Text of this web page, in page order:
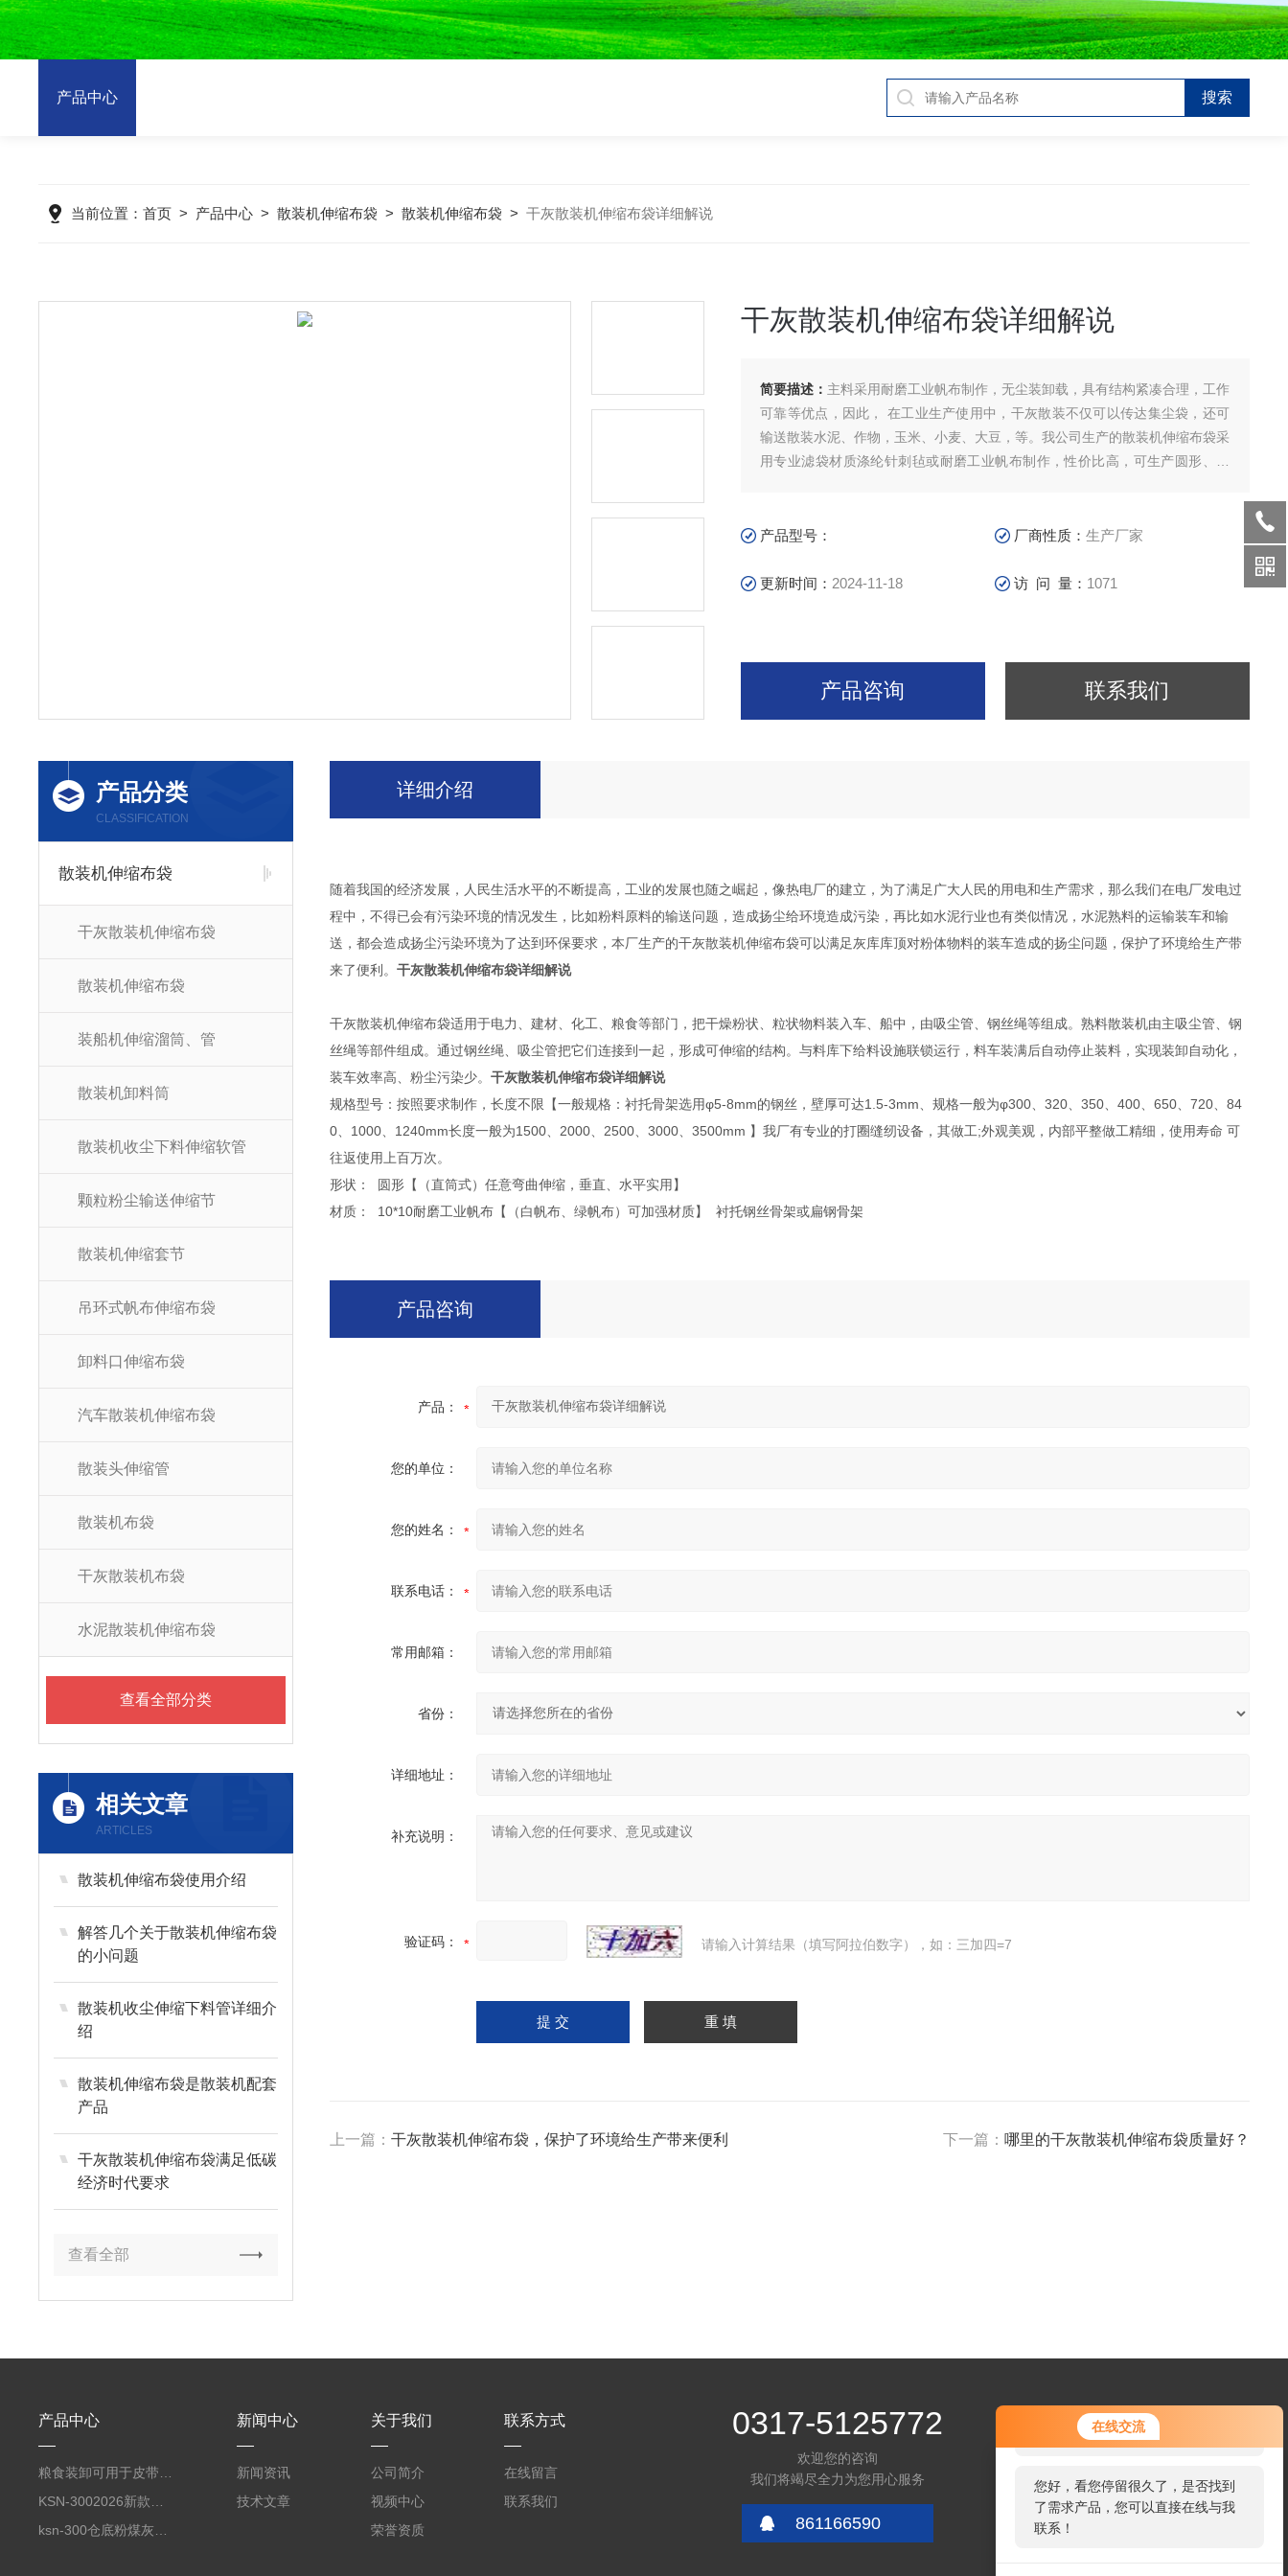
在线交流
您好！欢迎前来咨询，很高兴为您
服务，请问您要咨询什么问题呢？
您好，看您停留很久了，是否找到
了需求产品，您可以直接在线与我
联系！
产品中心
当前位置：首页 > 产品中心 >散装机伸缩布袋 >散装机伸缩布袋 >干灰散装机伸缩布袋详细解说
干灰散装机伸缩布袋详细解说
简要描述： 主料采用耐磨工业帆布制作，无尘装卸载，具有结构紧凑合理，工作
可靠等优点，因此， 在工业生产使用中，干灰散装不仅可以传达集尘袋，还可
输送散装水泥、作物，玉米、小麦、大豆，等。我公司生产的散装机伸缩布袋采
用专业滤袋材质涤纶针刺毡或耐磨工业帆布制作，性价比高，可生产圆形、方
产品型号： 厂商性质：生产厂家
更新时间： 2024-11-18 访 问 量： 1071
产品咨询 联系我们
产品分类
CLASSIFICATION
散装机伸缩布袋
干灰散装机伸缩布袋
散装机伸缩布袋
装船机伸缩溜筒、管
散装机卸料筒
散装机收尘下料伸缩软管
颗粒粉尘输送伸缩节
散装机伸缩套节
吊环式帆布伸缩布袋
卸料口伸缩布袋
汽车散装机伸缩布袋
散装头伸缩管
散装机布袋
干灰散装机布袋
水泥散装机伸缩布袋
查看全部分类
相关文章
ARTICLES
散装机伸缩布袋使用介绍
解答几个关于散装机伸缩布袋
的小问题
散装机收尘伸缩下料管详细介
绍
散装机伸缩布袋是散装机配套
产品
干灰散装机伸缩布袋满足低碳
经济时代要求
查看全部
详细介绍
随着我国的经济发展，人民生活水平的不断提高，工业的发展也随之崛起，像热电厂的建立，为了满足广大人民的用电和生产需求，那么我们在电厂发电过
程中，不得已会有污染环境的情况发生，比如粉料原料的输送问题，造成扬尘给环境造成污染，再比如水泥行业也有类似情况，水泥熟料的运输装车和输
送，都会造成扬尘污染环境为了达到环保要求，本厂生产的干灰散装机伸缩布袋可以满足灰库库顶对粉体物料的装车造成的扬尘问题，保护了环境给生产带
来了便利。 干灰散装机伸缩布袋详细解说
干灰散装机伸缩布袋适用于电力、建材、化工、粮食等部门，把干燥粉状、粒状物料装入车、船中，由吸尘管、钢丝绳等组成。熟料散装机由主吸尘管、钢
丝绳等部件组成。通过钢丝绳、吸尘管把它们连接到一起，形成可伸缩的结构。与料库下给料设施联锁运行，料车装满后自动停止装料，实现装卸自动化，
装车效率高、粉尘污染少。 干灰散装机伸缩布袋详细解说
规格型号：按照要求制作，长度不限【一般规格：衬托骨架选用φ5-8mm的钢丝，壁厚可达1.5-3mm、规格一般为φ300、320、350、400、650、720、84
0、1000、1240mm长度一般为1500、2000、2500、3000、3500mm 】我厂有专业的打圈缝纫设备，其做工;外观美观，内部平整做工精细，使用寿命 可
往返使用上百万次。
形状： 圆形【（直筒式）任意弯曲伸缩，垂直、水平实用】
材质： 10*10耐磨工业帆布【（白帆布、绿帆布）可加强材质】 衬托钢丝骨架或扁钢骨架
产品咨询
产品：
您的单位：
您的姓名：
联系电话：
常用邮箱：
省份：
详细地址：
补充说明：
验证码： 请输入计算结果（填写阿拉伯数字），如：三加四=7
上一篇： 干灰散装机伸缩布袋，保护了环境给生产带来便利 下一篇： 哪里的干灰散装机伸缩布袋质量好？
产品中心 新闻中心
新闻资讯
技术文章
关于我们
公司简介
视频中心
荣誉资质
联系方式
在线留言
联系我们
0317-5125772
欢迎您的咨询
我们将竭尽全力为您用心服务
861166590